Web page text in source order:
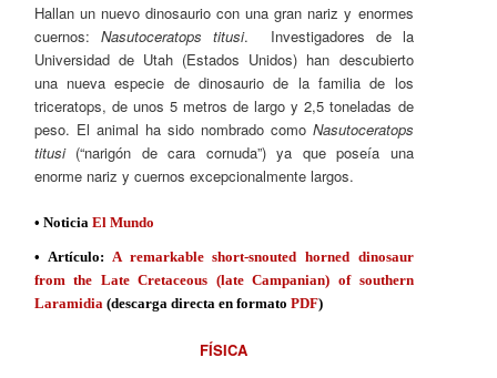
Hallan un nuevo dinosaurio con una gran nariz y enormes
cuernos: Nasutoceratops titusi. Investigadores de la
Universidad de Utah (Estados Unidos) han descubierto
una nueva especie de dinosaurio de la familia de los
triceratops, de unos 5 metros de largo y 2,5 toneladas de
peso. El animal ha sido nombrado como Nasutoceratops
titusi(“narigón de cara cornuda”) ya que poseía una
enorme nariz y cuernos excepcionalmente largos.
• Noticia El Mundo
• Artículo: A remarkable short-snouted horned dinosaur
from the Late Cretaceous (late Campanian) of southern
Laramidia(descarga directa en formato PDF)
FÍSICA